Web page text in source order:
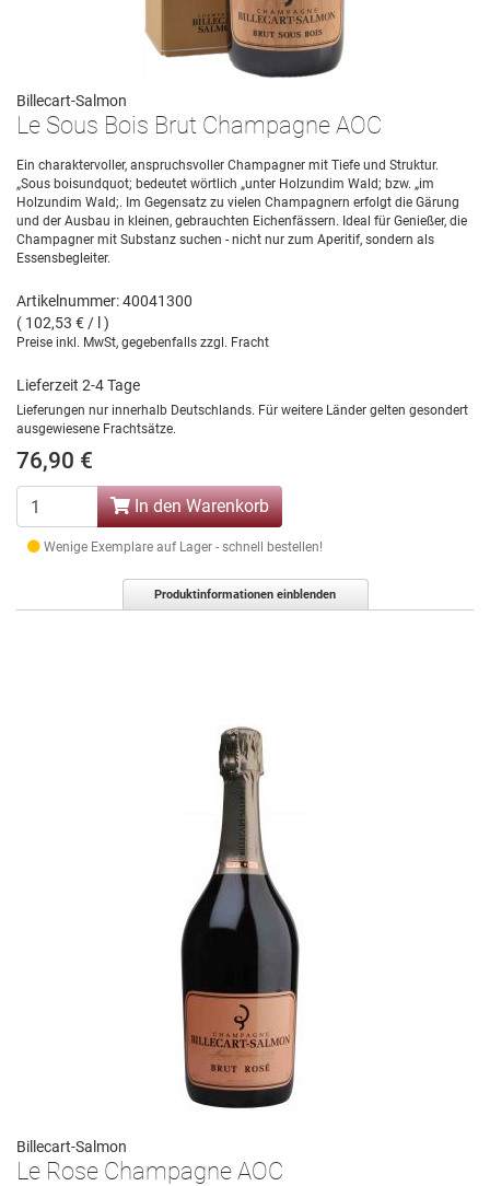
Billecart-Salmon
Le Sous Bois Brut Champagne AOC
Ein charaktervoller, anspruchsvoller Champagner mit Tiefe und Struktur.
„Sous boisundquot; bedeutet wörtlich „unter Holzundim Wald; bzw. „im
Holzundim Wald;. Im Gegensatz zu vielen Champagnern erfolgt die Gärung
und der Ausbau in kleinen, gebrauchten Eichenfässern. Ideal für Genießer, die
Champagner mit Substanz suchen - nicht nur zum Aperitif, sondern als
Essensbegleiter.
Artikelnummer: 40041300
( 102,53 € / l )
Preise inkl. MwSt, gegebenfalls zzgl. Fracht
Lieferzeit 2-4 Tage
Lieferungen nur innerhalb Deutschlands. Für weitere Länder gelten gesondert
ausgewiesene Frachtsätze.
76,90 €
In den Warenkorb
Wenige Exemplare auf Lager - schnell bestellen!
Produktinformationen einblenden
Billecart-Salmon
Le Rose Champagne AOC